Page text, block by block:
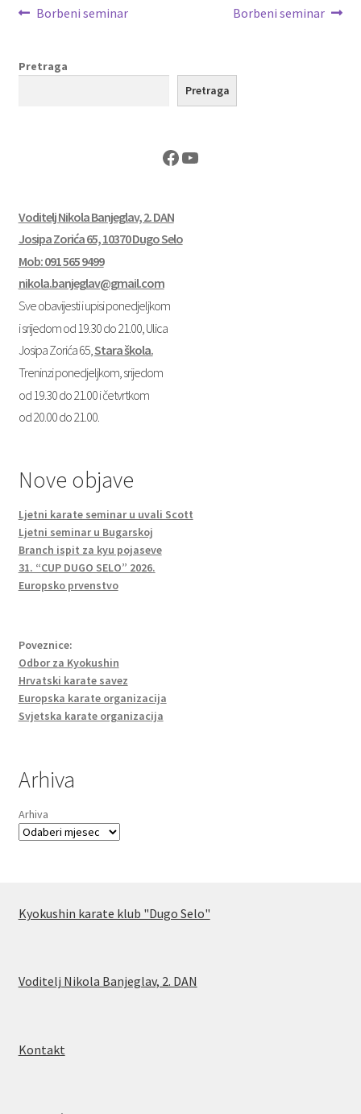
Navigacija
Prethodna
Borbeni seminar
Sljedeća
Borbeni seminar
Pretraga
Pretraga
Facebook
YouTube
Voditelj Nikola Banjeglav, 2. DAN
Josipa Zorića 65, 10370 Dugo Selo
Mob: 091 565 9499
nikola.banjeglav@gmail.com
Sve obavijesti i upisi ponedjeljkom
i srijedom od 19.30 do 21.00, Ulica
Josipa Zorića 65,Stara škola.
Treninzi ponedjeljkom, srijedom
od 19.30 do 21.00 i četvrtkom
od 20.00 do 21.00.
Nove objave
Ljetni karate seminar u uvali Scott
Ljetni seminar u Bugarskoj
Branch ispit za kyu pojaseve
31. “CUP DUGO SELO” 2026.
Europsko prvenstvo
Poveznice:
Odbor za Kyokushin
Hrvatski karate savez
Europska karate organizacija
Svjetska karate organizacija
Arhiva
Arhiva
Kyokushin karate klub "Dugo Selo"
Voditelj Nikola Banjeglav, 2. DAN
Kontakt